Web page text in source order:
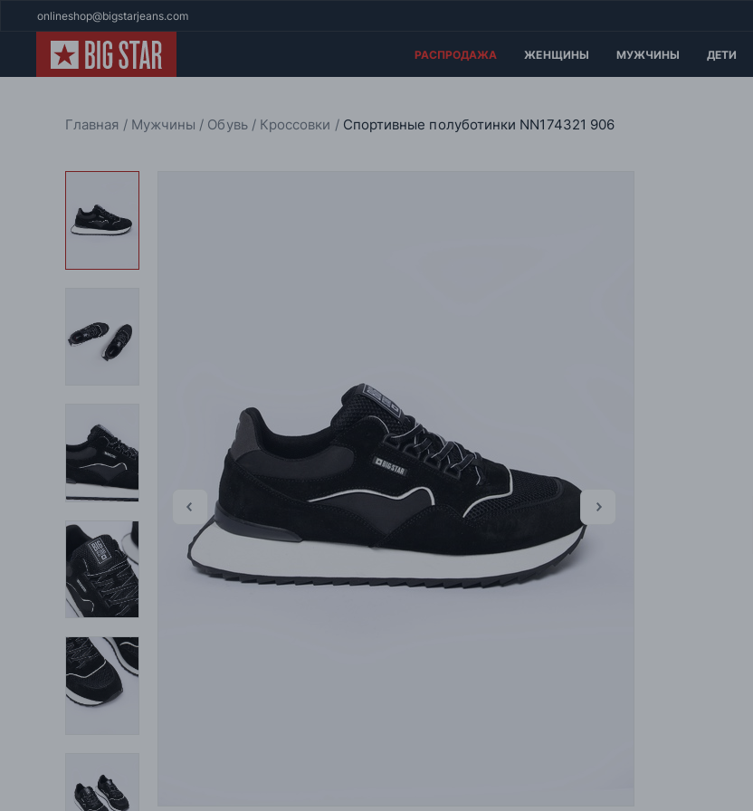
onlineshop@bigstarjeans.com
РАСПРОДАЖА ЖЕНЩИНЫ МУЖЧИНЫ ДЕТИ
Главная Мужчины Обувь Кроссовки Спортивные полуботинки NN174321 906